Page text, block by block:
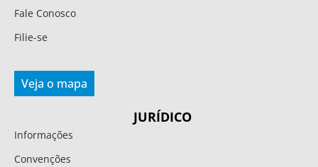
Fale Conosco
Filie-se
Veja o mapa
JURÍDICO
Informações
Convenções